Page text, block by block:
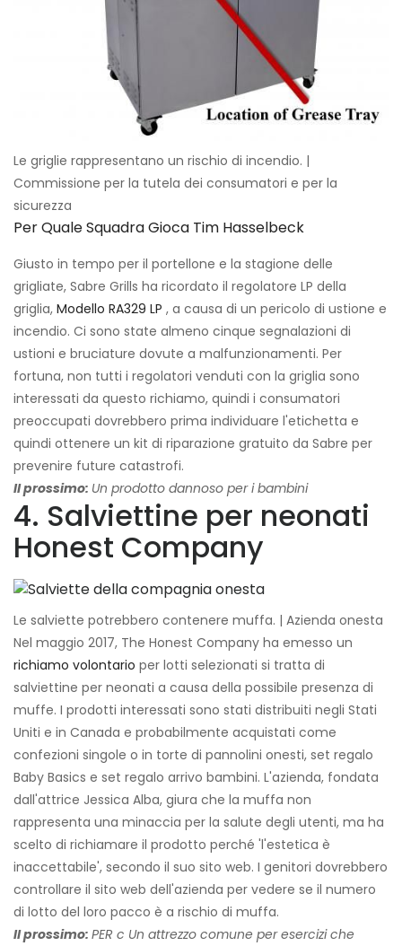
Le griglie rappresentano un rischio di incendio. |
Commissione per la tutela dei consumatori e per la
sicurezza
Per Quale Squadra Gioca Tim Hasselbeck
Giusto in tempo per il portellone e la stagione delle
grigliate, Sabre Grills ha ricordato il regolatore LP della
griglia, Modello RA329 LP , a causa di un pericolo di ustione e
incendio. Ci sono state almeno cinque segnalazioni di
ustioni e bruciature dovute a malfunzionamenti. Per
fortuna, non tutti i regolatori venduti con la griglia sono
interessati da questo richiamo, quindi i consumatori
preoccupati dovrebbero prima individuare l'etichetta e
quindi ottenere un kit di riparazione gratuito da Sabre per
prevenire future catastrofi.
Il prossimo: Un prodotto dannoso per i bambini
4. Salviettine per neonati
Honest Company
Le salviette potrebbero contenere muffa. | Azienda onesta
Nel maggio 2017, The Honest Company ha emesso un
richiamo volontario per lotti selezionati si tratta di
salviettine per neonati a causa della possibile presenza di
muffe. I prodotti interessati sono stati distribuiti negli Stati
Uniti e in Canada e probabilmente acquistati come
confezioni singole o in torte di pannolini onesti, set regalo
Baby Basics e set regalo arrivo bambini. L'azienda, fondata
dall'attrice Jessica Alba, giura che la muffa non
rappresenta una minaccia per la salute degli utenti, ma ha
scelto di richiamare il prodotto perché 'l'estetica è
inaccettabile', secondo il suo sito web. I genitori dovrebbero
controllare il sito web dell'azienda per vedere se il numero
di lotto del loro pacco è a rischio di muffa.
Il prossimo: PER c Un attrezzo comune per esercizi che